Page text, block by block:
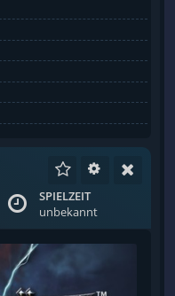
SPIELZEIT
unbekannt